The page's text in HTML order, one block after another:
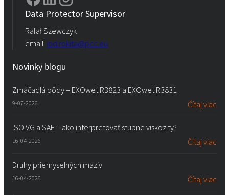
Data Protector Supervisor
Rafał Szewczyk
email: iod.rokita@pcc.eu
Novinky blogu
Zmáčadlá pôdy – EXOwet R3823 a EXOwet R3831
9-07-2026 Čítaj viac
ISO VG a SAE – ako interpretovať stupne viskozity?
16-04-2026 Čítaj viac
Druhy priemyselných mazív
16-04-2026 Čítaj viac